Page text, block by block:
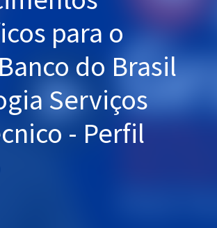
para o
do Brasil
Serviços
- Perfil